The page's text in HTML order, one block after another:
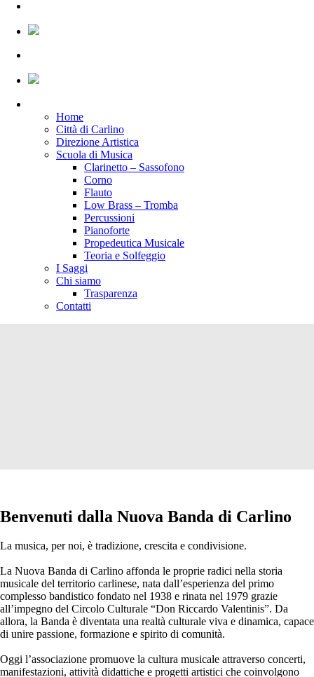
Home
Città di Carlino
Direzione Artistica
Scuola di Musica
Clarinetto – Sassofono
Corno
Flauto
Low Brass – Tromba
Percussioni
Pianoforte
Propedeutica Musicale
Teoria e Solfeggio
I Saggi
Chi siamo
Trasparenza
Contatti
Benvenuti dalla Nuova Banda di Carlino
La musica, per noi, è tradizione, crescita e condivisione.
La Nuova Banda di Carlino affonda le proprie radici nella storia
musicale del territorio carlinese, nata dall’esperienza del primo
complesso bandistico fondato nel 1938 e rinata nel 1979 grazie
all’impegno del Circolo Culturale “Don Riccardo Valentinis”. Da
allora, la Banda è diventata una realtà culturale viva e dinamica, capace
di unire passione, formazione e spirito di comunità.
Oggi l’associazione promuove la cultura musicale attraverso concerti,
manifestazioni, attività didattiche e progetti artistici che coinvolgono